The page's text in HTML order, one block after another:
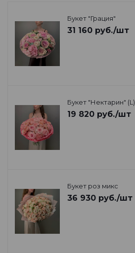
Букет "Грация"
31 160 руб./шт
Букет "Нектарин" (L)
19 820 руб./шт
Букет роз микс
36 930 руб./шт